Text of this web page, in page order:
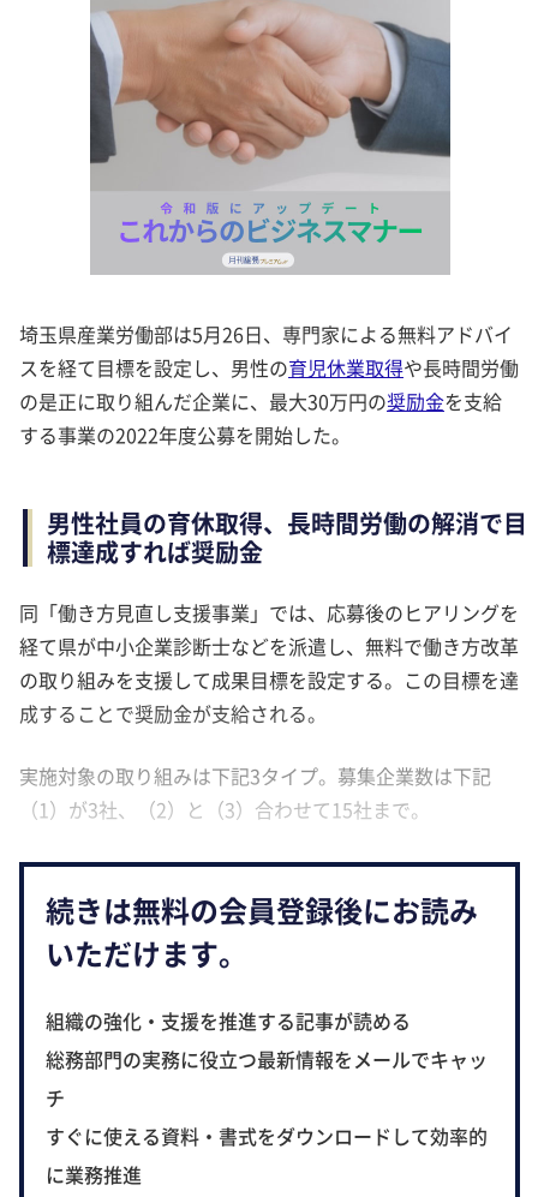
埼玉県産業労働部は5月26日、専門家による無料アドバイ
スを経て目標を設定し、男性の育児休業取得や長時間労働
の是正に取り組んだ企業に、最大30万円の奨励金を支給
する事業の2022年度公募を開始した。
男性社員の育休取得、長時間労働の解消で目
標達成すれば奨励金
同「働き方見直し支援事業」では、応募後のヒアリングを
経て県が中小企業診断士などを派遣し、無料で働き方改革
の取り組みを支援して成果目標を設定する。この目標を達
成することで奨励金が支給される。
実施対象の取り組みは下記3タイプ。募集企業数は下記
（1）が3社、（2）と（3）合わせて15社まで。
続きは無料の会員登録後にお読み
いただけます。
組織の強化・支援を推進する記事が読める
総務部門の実務に役立つ最新情報をメールでキャッ
チ
すぐに使える資料・書式をダウンロードして効率的
に業務推進